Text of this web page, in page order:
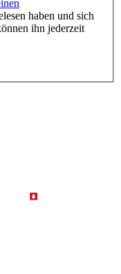
haben und sich
ihn jederzeit